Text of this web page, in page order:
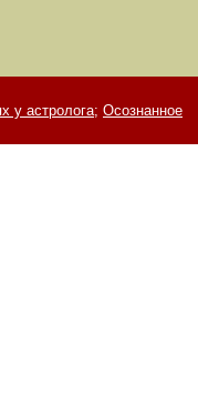
у астролога; Осознанное